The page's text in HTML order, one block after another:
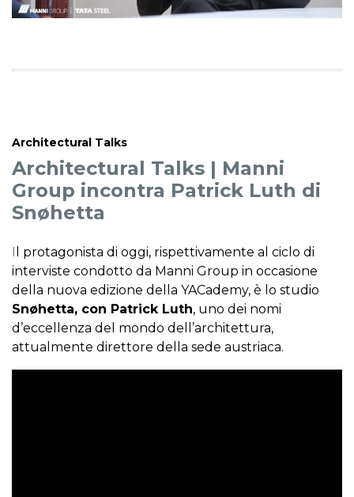
Architectural Talks
Architectural Talks | Manni
Group incontra Patrick Luth di
Snøhetta
I
l protagonista di oggi, rispettivamente al ciclo di
interviste condotto da Manni Group in occasione
della nuova edizione della YACademy, è lo studio
Snøhetta, con Patrick Luth, uno dei nomi
d’eccellenza del mondo dell’architettura,
attualmente direttore della sede austriaca.